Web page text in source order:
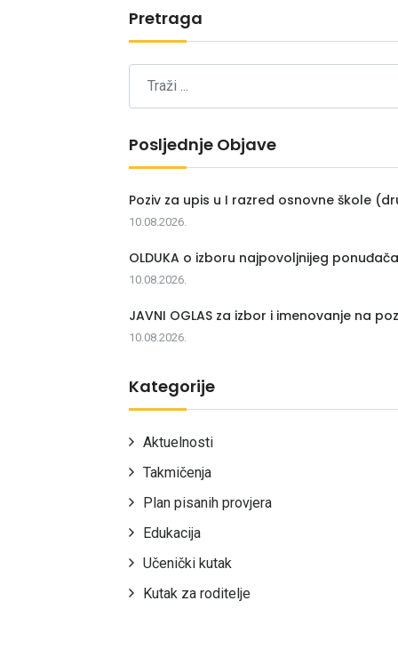
Pretraga
Posljednje Objave
Poziv za upis u I razred osnovne škole
10.08.2026.
OLDUKA o izboru najpovoljnijeg
10.08.2026.
JAVNI OGLAS za izbor i imenovanje na
10.08.2026.
Kategorije
Aktuelnosti
Takmičenja
Plan pisanih provjera
Edukacija
Učenički kutak
Kutak za roditelje